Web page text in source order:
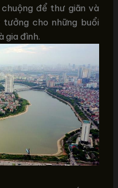
để thư giãn và
cho những buổi
gia đình.